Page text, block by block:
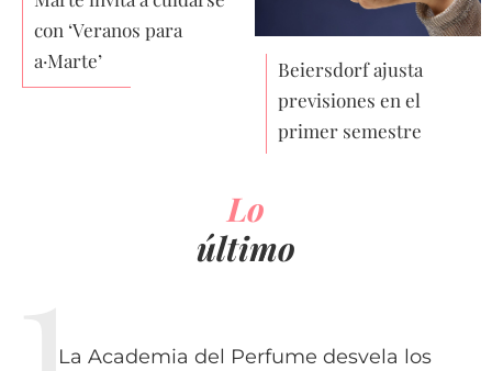
con ‘Veranos para
a·Marte’
Beiersdorf ajusta
previsiones en el
primer semestre
Lo
último
La Academia del Perfume desvela los